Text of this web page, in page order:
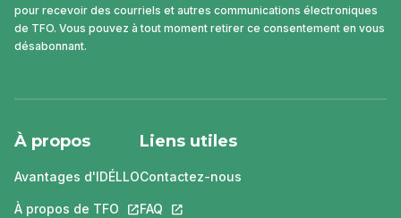
pour recevoir des courriels et autres communications électroniques
de TFO. Vous pouvez à tout moment retirer ce consentement en vous
désabonnant.
À propos
Avantages d'IDÉLLO
À propos de TFO Ce lien s'ouvrira dans un nouvel onglet.
Liens utiles
Contactez-nous
FAQ Ce lien s'ouvrira dans un nouvel